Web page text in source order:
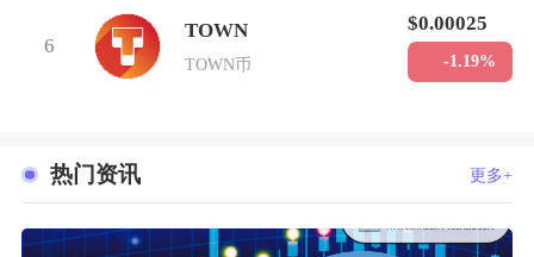
6
TOWN
TOWN币
$0.00025
-1.19%
热门资讯 更多+